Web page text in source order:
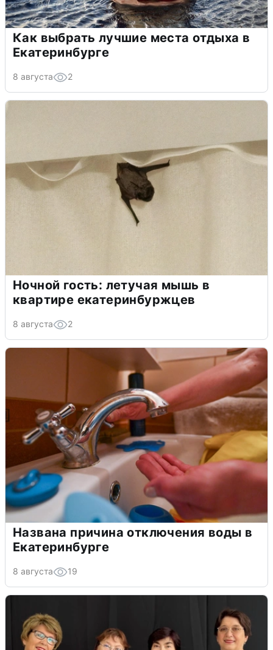
Как выбрать лучшие места отдыха в
Екатеринбурге
8 августа 2
Ночной гость: летучая мышь в
квартире екатеринбуржцев
8 августа 2
Названа причина отключения воды в
Екатеринбурге
8 августа 19